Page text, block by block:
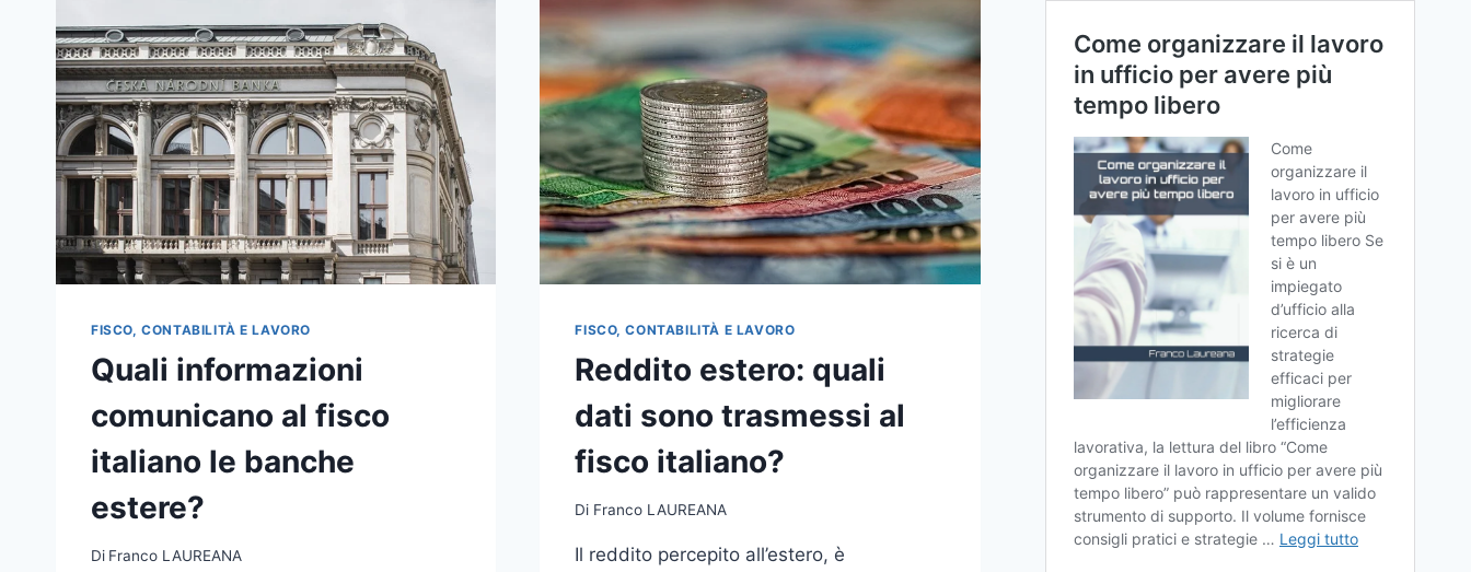
FISCO, CONTABILITÀ E LAVORO
Quali informazioni
comunicano al fisco
italiano le banche
estere?
Di Franco LAUREANA
FISCO, CONTABILITÀ E LAVORO
Reddito estero: quali
dati sono trasmessi al
fisco italiano?
Di Franco LAUREANA
Il reddito percepito all’estero, è